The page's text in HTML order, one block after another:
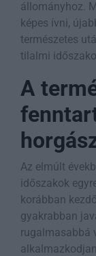
állományhoz.
képes ívni,
természetes
tilalmi
A
Az elmúlt
időszakok
korábban
gyakrabban
rugalmasabbá